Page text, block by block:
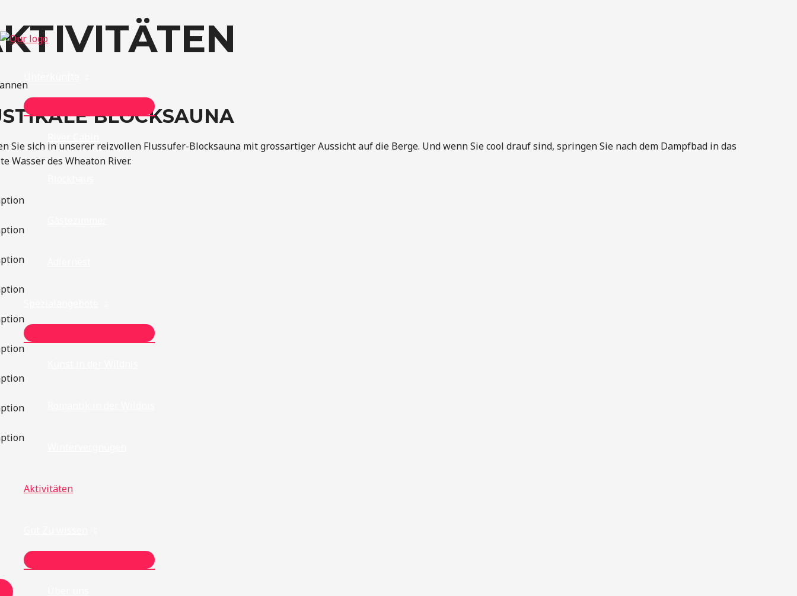
Zum
Inhalt
UMSCHALTEN
UMSCHALTEN
Aktivitäten
UMSCHALTEN
BLOCKSAUNA
Sie sich in unserer reizvollen Flussufer-Blocksauna mit grossartiger Aussicht auf die Berge. Und wenn Sie cool drauf sind, springen Sie nach dem Dampfbad in das
Wasser des Wheaton River.